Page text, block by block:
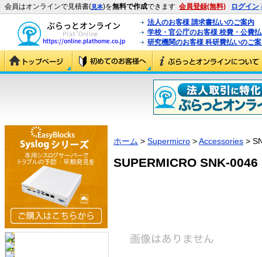
会員はオンラインで見積書(見本)を無料で作成できます 会員登録(無料) ログイン
法人のお客様 請求書払いのご案内
学校・官公庁のお客様 校費・公費
研究機関のお客様 科研費払いのご
ホーム > Supermicro >Accessories >
SUPERMICRO SNK-